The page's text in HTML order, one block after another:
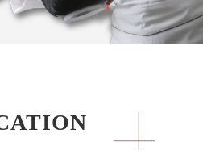
協することなく、数々の芸術的
林シェフ。「自分の目の届くと
。後進の育成にも熱心で、気取
ら、国内外で活躍する多くのパ